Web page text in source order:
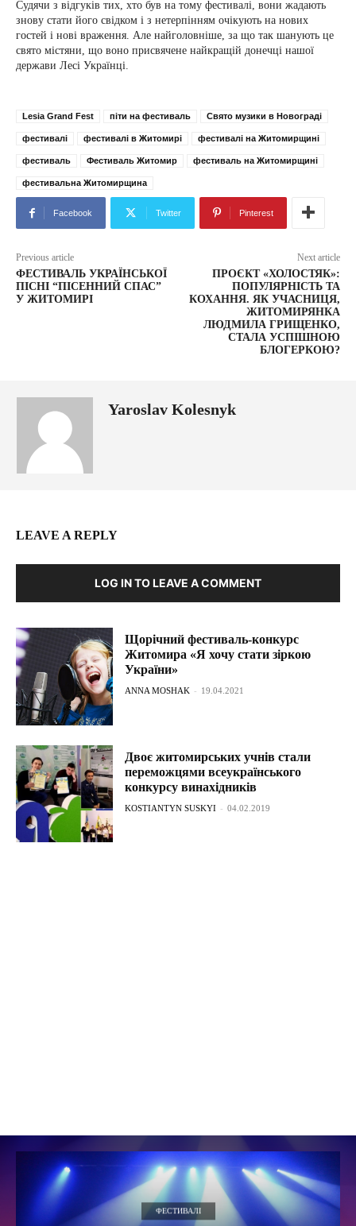
Судячи з відгуків тих, хто був на тому фестивалі, вони жадають
знову стати його свідком і з нетерпінням очікують на нових
гостей і нові враження. Але найголовніше, за що так шанують це
свято містяни, що воно присвячене найкращій донечці нашої
держави Лесі Українці.
Lesia Grand Fest піти на фестиваль Свято музики в Новограді
фестивалі фестивалі в Житомирі фестивалі на Житомирщині
фестиваль Фестиваль Житомир фестиваль на Житомирщині
фестивальна Житомирщина
Facebook Twitter Pinterest
Previous article
ФЕСТИВАЛЬ УКРАЇНСЬКОЇ
ПІСНІ “ПІСЕННИЙ СПАС”
У ЖИТОМИРІ
Next article
ПРОЄКТ «ХОЛОСТЯК»:
ПОПУЛЯРНІСТЬ ТА
КОХАННЯ. ЯК УЧАСНИЦЯ,
ЖИТОМИРЯНКА
ЛЮДМИЛА ГРИЩЕНКО,
СТАЛА УСПІШНОЮ
БЛОГЕРКОЮ?
Yaroslav Kolesnyk
LEAVE A REPLY
LOG IN TO LEAVE A COMMENT
Щорічний фестиваль-конкурс
Житомира «Я хочу стати зіркою
України»
ANNA MOSHAK - 19.04.2021
Двоє житомирських учнів стали
переможцями всеукраїнського
конкурсу винахідників
KOSTIANTYN SUSKYI - 04.02.2019